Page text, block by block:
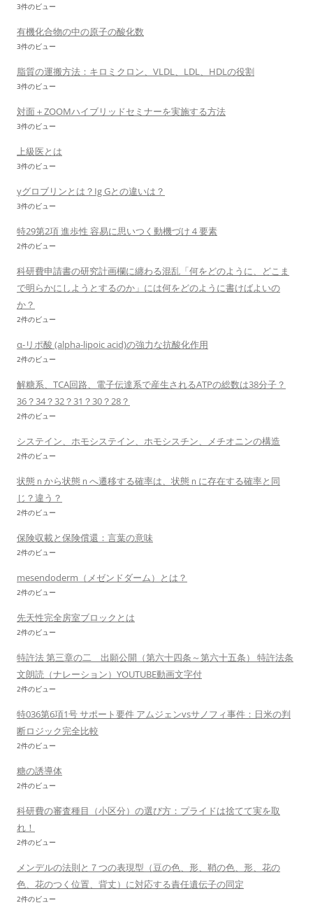
3件のビュー
有機化合物の中の原子の酸化数
3件のビュー
脂質の運搬方法：キロミクロン、VLDL、LDL、HDLの役割
3件のビュー
対面＋ZOOMハイブリッドセミナーを実施する方法
3件のビュー
上級医とは
3件のビュー
γグロブリンとは？Ig Gとの違いは？
3件のビュー
特29第2項 進歩性 容易に思いつく動機づけ４要素
2件のビュー
科研費申請書の研究計画欄に纏わる混乱「何をどのように、どこま
で明らかにしようとするのか」には何をどのように書けばよいの
か？
2件のビュー
α-リポ酸 (alpha-lipoic acid)の強力な抗酸化作用
2件のビュー
解糖系、TCA回路、電子伝達系で産生されるATPの総数は38分子？
36？34？32？31？30？28？
2件のビュー
システイン、ホモシステイン、ホモシスチン、メチオニンの構造
2件のビュー
状態ｎから状態ｎへ遷移する確率は、状態ｎに存在する確率と同
じ？違う？
2件のビュー
保険収載と保険償還：言葉の意味
2件のビュー
mesendoderm（メゼンドダーム）とは？
2件のビュー
先天性完全房室ブロックとは
2件のビュー
特許法 第三章の二 出願公開（第六十四条～第六十五条） 特許法条
文朗読（ナレーション）YOUTUBE動画文字付
2件のビュー
特036第6項1号 サポート要件 アムジェンvsサノフィ事件：日米の判
断ロジック完全比較
2件のビュー
糖の誘導体
2件のビュー
科研費の審査種目（小区分）の選び方：プライドは捨てて実を取
れ！
2件のビュー
メンデルの法則と７つの表現型（豆の色、形、鞘の色、形、花の
色、花のつく位置、背丈）に対応する責任遺伝子の同定
2件のビュー